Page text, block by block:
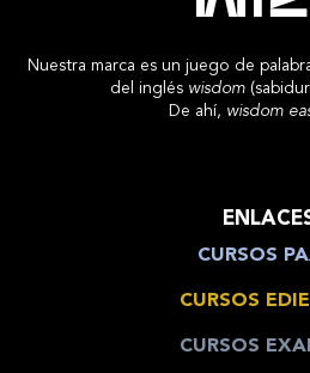
Nuestra marca es un juego de
del inglés wisdom
De ahí, wisdom
CURSOS
CURSOS
CURSOS